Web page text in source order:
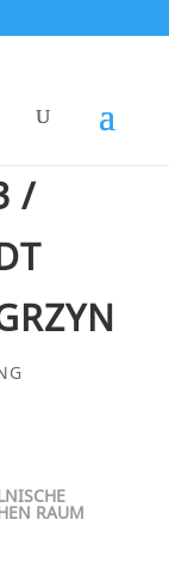
/
RAUM